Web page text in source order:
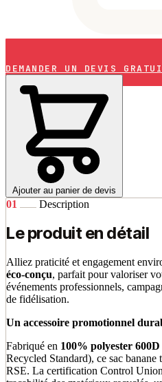
DEMANDER UN DEVIS
Ajouter au panier de devis
01 Description
Le produit en détail
Alliez praticité et engagement
éco-conçu, parfait pour valoriser
événements professionnels,
de fidélisation.
Un accessoire promotionnel
Fabriqué en 100% polyester
Recycled Standard), ce sac
RSE. La certification Control